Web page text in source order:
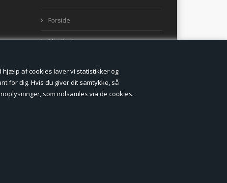
af cookies laver vi statistikker og
for dig. Hvis du giver dit samtykke, så
som indsamles via de cookies.
Forside
Min Konto
Vilkår og betingelser